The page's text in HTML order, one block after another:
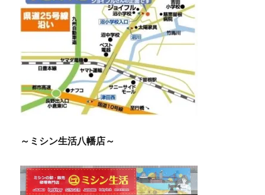
～ミシン生活八幡店～